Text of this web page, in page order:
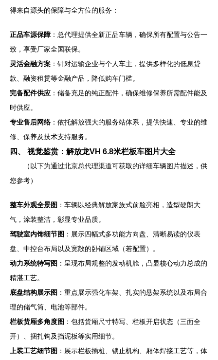
得来自源头的保障与全方位的服务：
正品车源保障 ：总代理提供全新正品车辆，确保所有配置与公告一
致，享受厂家全国联保。
灵活金融方案 ：针对运输企业与个人车主，提供多样化的低息贷
款、融资租赁等金融产品，降低购车门槛。
完备配件供应 ：储备充足的纯正配件，确保维修保养所需配件能及
时供应。
专业售后网络 ：依托解放强大的服务站体系，提供快速、专业的维
修、保养及技术支持服务。
四、 视觉鉴赏：解放龙VH 6.8米栏板车图片大全
（以下为通过北京总代理渠道可获取的详细车辆图片描述，供
您参考）
整车外观全景图 ：车辆以经典解放家族式前脸亮相，造型硬朗大
气，涂装整洁，彰显专业品质。
驾驶室内饰细节图 ：展示四幅式多功能方向盘、清晰易读的仪表
盘、中控台布局以及宽敞的卧铺区域（若配置）。
动力系统特写图 ：呈现布局规整的发动机舱，凸显核心动力总成的
精湛工艺。
底盘结构展示图 ：重点展示强化车架、扎实的悬架系统以及布局合
理的储气筒、电池等部件。
栏板货厢多角度图 ：包括货厢尺寸特写、栏板开启状态（三面全
开）、捆扎钩及挡泥板等实用细节。
上装工艺细节图 ：展示栏板插桩、锁止机构、厢体焊接工艺等，体